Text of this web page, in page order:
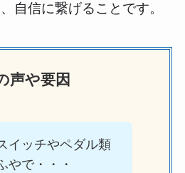
自信に繋げることです。
声や要因
イッチやペダル類
やで・・・